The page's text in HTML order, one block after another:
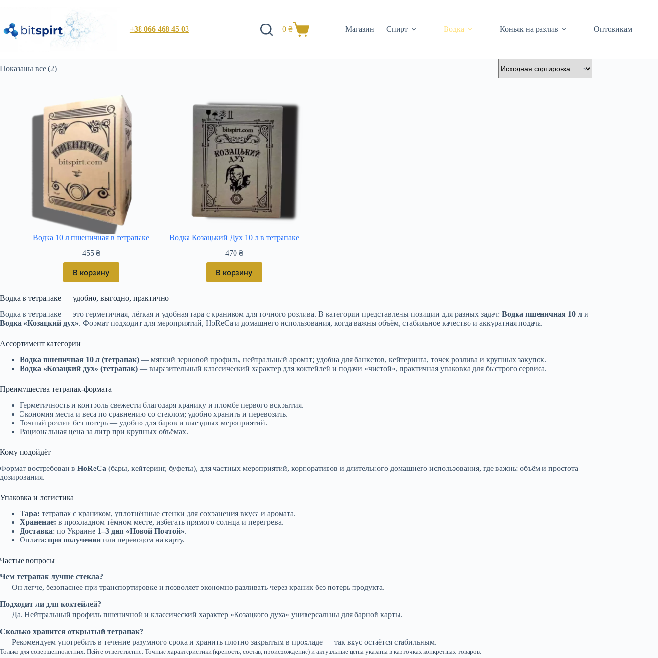
сути
+38 066 468 45 03
Корзина
0₴ Магазин Спирт Водка Коньяк на разлив Оптовикам
Показаны все (2)
Водка 10 л пшеничная в тетрапаке
455 ₴
В корзину
Водка Козацький Дух 10 л в тетрапаке
470₴
В корзину
Водка в тетрапаке — удобно, выгодно, практично
Водка в тетрапаке — это герметичная, лёгкая и удобная тара с краником для точного розлива. В категории представлены позиции для разных задач: Водка пшеничная 10 л и
Водка «Козацкий дух». Формат подходит для мероприятий, HoReCa и домашнего использования, когда важны объём, стабильное качество и аккуратная подача.
Ассортимент категории
Водка пшеничная 10 л (тетрапак) — мягкий зерновой профиль, нейтральный аромат; удобна для банкетов, кейтеринга, точек розлива и крупных закупок.
Водка «Козацкий дух» (тетрапак) — выразительный классический характер для коктейлей и подачи «чистой», практичная упаковка для быстрого сервиса.
Преимущества тетрапак-формата
Герметичность и контроль свежести благодаря кранику и пломбе первого вскрытия.
Экономия места и веса по сравнению со стеклом; удобно хранить и перевозить.
Точный розлив без потерь — удобно для баров и выездных мероприятий.
Рациональная цена за литр при крупных объёмах.
Кому подойдёт
Формат востребован в HoReCa (бары, кейтеринг, буфеты), для частных мероприятий, корпоративов и длительного домашнего использования, где важны объём и простота
дозирования.
Упаковка и логистика
Тара: тетрапак с краником, уплотнённые стенки для сохранения вкуса и аромата.
Хранение: в прохладном тёмном месте, избегать прямого солнца и перегрева.
Доставка: по Украине 1–3 дня «Новой Почтой».
Оплата: при получении или переводом на карту.
Частые вопросы
Чем тетрапак лучше стекла?
Он легче, безопаснее при транспортировке и позволяет экономно разливать через краник без потерь продукта.
Подходит ли для коктейлей?
Да. Нейтральный профиль пшеничной и классический характер «Козацкого духа» универсальны для барной карты.
Сколько хранится открытый тетрапак?
Рекомендуем употребить в течение разумного срока и хранить плотно закрытым в прохладе — так вкус остаётся стабильным.
Только для совершеннолетних. Пейте ответственно. Точные характеристики (крепость, состав, происхождение) и актуальные цены указаны в карточках конкретных товаров.